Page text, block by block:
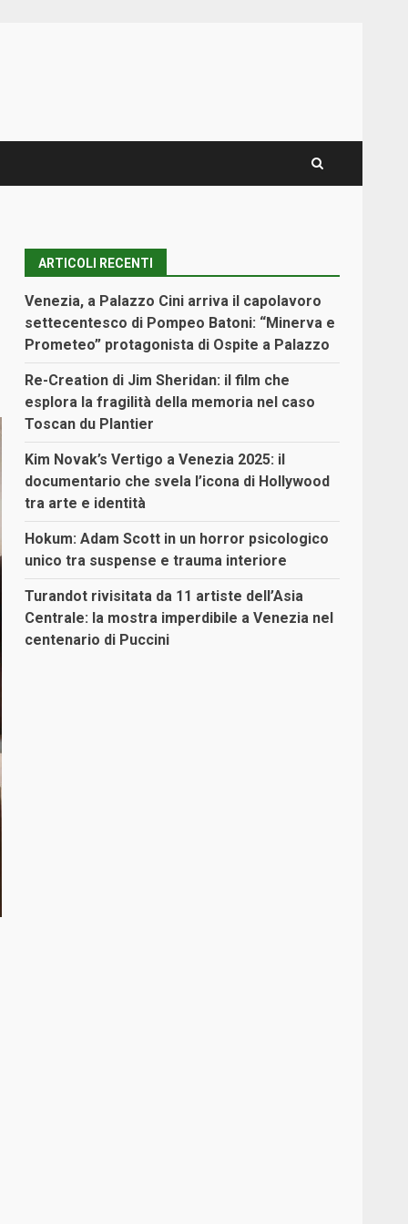
ARTICOLI RECENTI
Venezia, a Palazzo Cini arriva il capolavoro
settecentesco di Pompeo Batoni: “Minerva e
Prometeo” protagonista di Ospite a Palazzo
Re-Creation di Jim Sheridan: il film che
esplora la fragilità della memoria nel caso
Toscan du Plantier
Kim Novak’s Vertigo a Venezia 2025: il
documentario che svela l’icona di Hollywood
tra arte e identità
Hokum: Adam Scott in un horror psicologico
unico tra suspense e trauma interiore
Turandot rivisitata da 11 artiste dell’Asia
Centrale: la mostra imperdibile a Venezia nel
centenario di Puccini